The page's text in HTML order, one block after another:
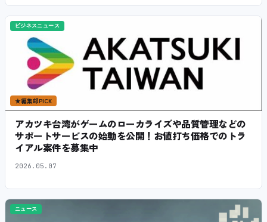
ビジネスニュース
★編集部PICK
アカツキ台湾がゲームのローカライズや品質管理などの
サポートサービスの始動を公開！お値打ち価格でのトラ
イアル案件を募集中
2026.05.07
ニュース